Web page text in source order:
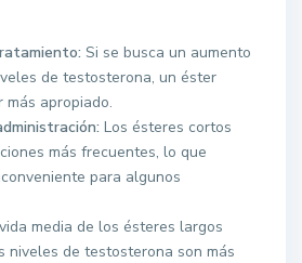
Si se busca un aumento
de testosterona, un éster
más apropiado.
Los ésteres cortos
más frecuentes, lo que
para algunos
media de los ésteres largos
niveles de testosterona son más